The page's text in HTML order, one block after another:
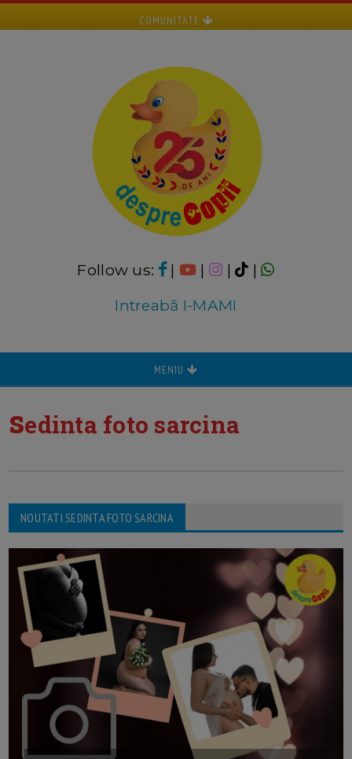
COMUNITATE
Follow us: | | |
|
Intreabă I-MAMI
MENIU
sedinta foto sarcina
NOUTATI SEDINTA FOTO SARCINA